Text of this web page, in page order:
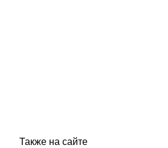
Также на сайте